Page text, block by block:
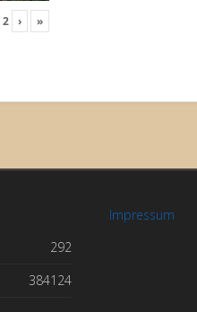
2 › »
292
384124
Impressum